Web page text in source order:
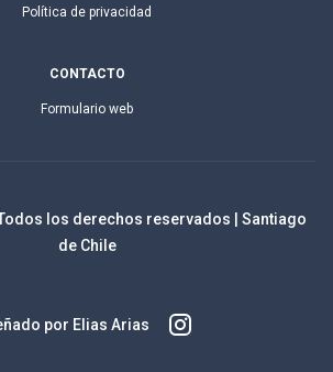
Política de privacidad
CONTACTO
Formulario web
Todos los derechos reservados | Santiago
de Chile
por Elias Arias